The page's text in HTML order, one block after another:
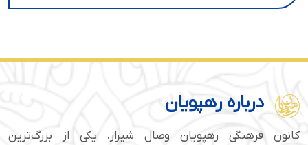
درباره رهپویان
کانون فرهنگی رهپویان وصال شیراز، یکی از بزرگ‌ترین